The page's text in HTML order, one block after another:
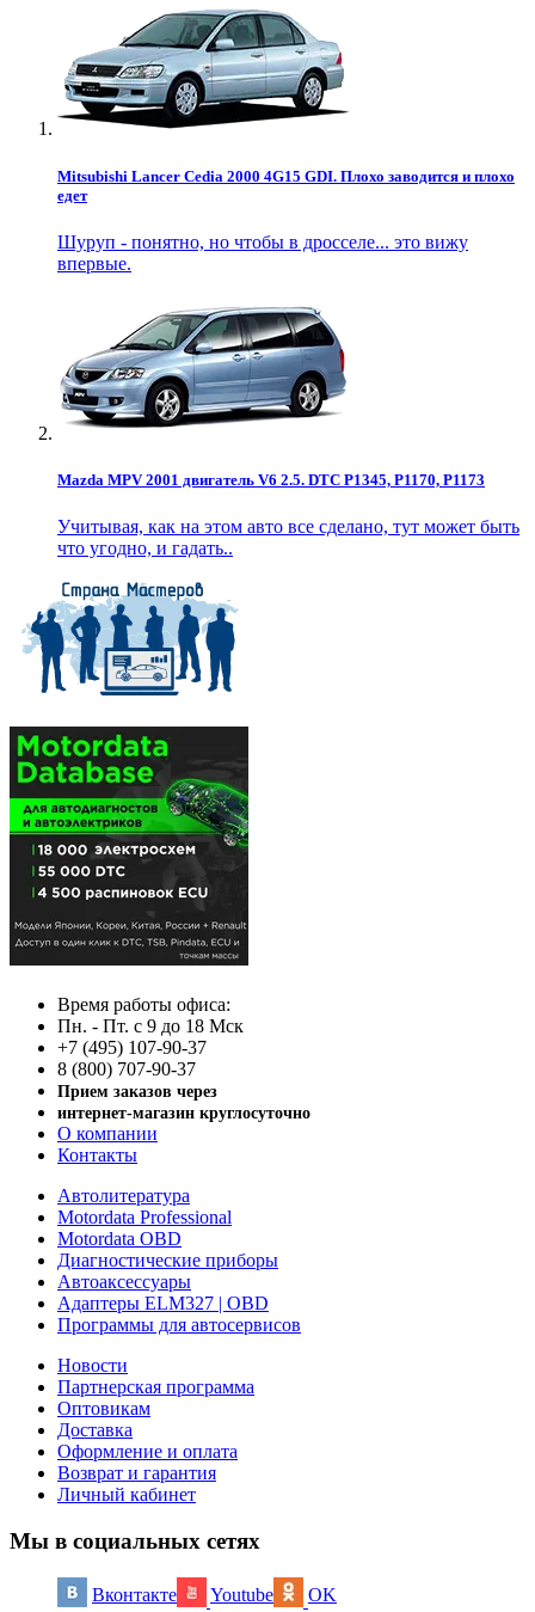
Mitsubishi Lancer Cedia 2000 4G15 GDI. Плохо заводится и плохо
едет
Шуруп - понятно, но чтобы в дросселе... это вижу
впервые.
Mazda MPV 2001 двигатель V6 2.5. DTC P1345, P1170, P1173
Учитывая, как на этом авто все сделано, тут может быть
что угодно, и гадать..
Время работы офиса:
Пн. - Пт. с 9 до 18 Мск
+7 (495) 107-90-37
8 (800) 707-90-37
Прием заказов через
интернет-магазин круглосуточно
О компании
Контакты
Автолитература
Motordata Professional
Motordata OBD
Диагностические приборы
Автоаксессуары
Адаптеры ELM327 | OBD
Программы для автосервисов
Новости
Партнерская программа
Оптовикам
Доставка
Оформление и оплата
Возврат и гарантия
Личный кабинет
Мы в социальных сетях
Вконтакте Youtube OK